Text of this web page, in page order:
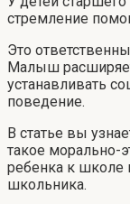
стремление
Это
Малыш
устанавливать
поведение.
В статье вы
такое морально-
ребенка к школе
школьника.